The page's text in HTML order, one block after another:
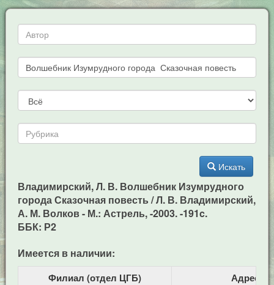
Искать
Владимирский, Л. В. Волшебник Изумрудного
города Сказочная повесть / Л. В. Владимирский,
А. М. Волков - М.: Астрель, -2003. -191c.
ББК: Р2
Имеется в наличии:
Филиал (отдел ЦГБ) Адрес